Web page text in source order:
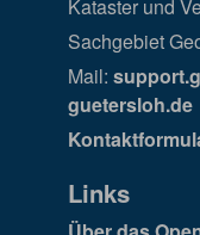
Kataster und
Sachgebiet
Mail:
guetersloh.de
Links